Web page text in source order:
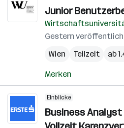
Junior
Gestern
Wien
Teilzeit ab
Merken
Einblicke
Business